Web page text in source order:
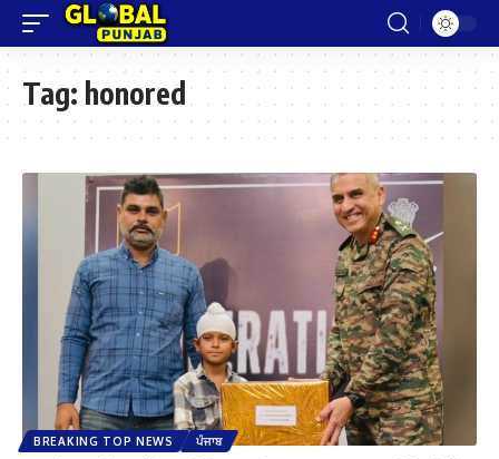
Tag: honored
BREAKING TOP NEWS ਪੰਜਾਬ